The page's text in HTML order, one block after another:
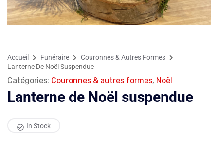
Accueil Funéraire
Couronnes & Autres Formes
Lanterne De Noël Suspendue
Catégories: Couronnes & autres formes, Noël
Lanterne de Noël suspendue
In Stock